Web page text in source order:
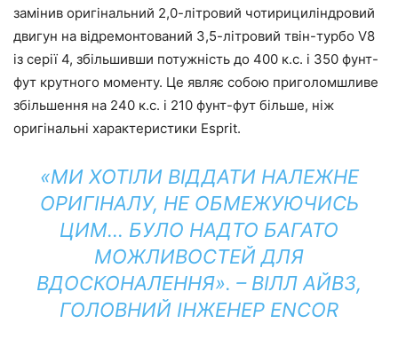
замінив оригінальний 2,0-літровий чотирициліндровий
двигун на відремонтований 3,5-літровий твін-турбо V8
із серії 4, збільшивши потужність до 400 к.с. і 350 фунт-
фут крутного моменту. Це являє собою приголомшливе
збільшення на 240 к.с. і 210 фунт-фут більше, ніж
оригінальні характеристики Esprit.
«МИ ХОТІЛИ ВІДДАТИ НАЛЕЖНЕ
ОРИГІНАЛУ, НЕ ОБМЕЖУЮЧИСЬ
ЦИМ… БУЛО НАДТО БАГАТО
МОЖЛИВОСТЕЙ ДЛЯ
ВДОСКОНАЛЕННЯ». – ВІЛЛ АЙВЗ,
ГОЛОВНИЙ ІНЖЕНЕР ENCOR